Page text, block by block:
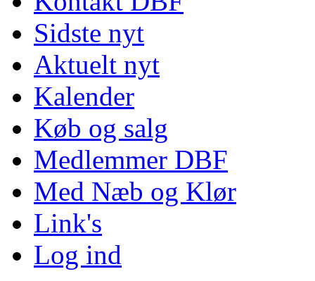
Sidste nyt
Aktuelt nyt
Kalender
Køb og salg
Medlemmer DBF
Med Næb og Klør
Link's
Log ind